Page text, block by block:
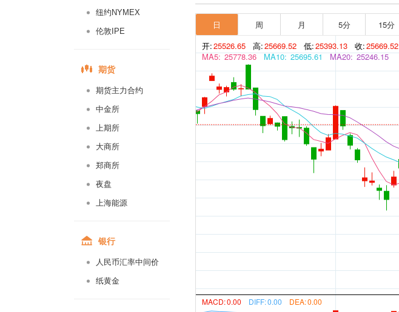
纽约NYMEX
伦敦IPE
期货
期货主力合约
中金所
上期所
大商所
郑商所
夜盘
上海能源
银行
人民币汇率中间价
纸黄金
日 周 月 5分 15分
开:25526.65 高:25669.52 低:25393.13 收:25669.52
MA5:25778.36 MA10:25695.61 MA20:25246.15
MACD:0.00 DIFF:0.00 DEA:0.00